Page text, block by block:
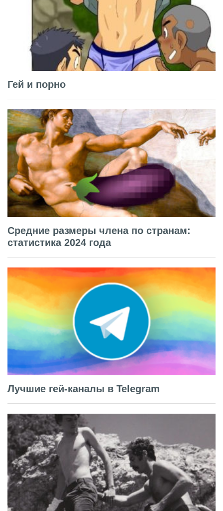
Гей и порно
Средние размеры члена по странам:
статистика 2024 года
Лучшие гей-каналы в Telegram